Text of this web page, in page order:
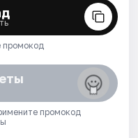
промокод
промокод